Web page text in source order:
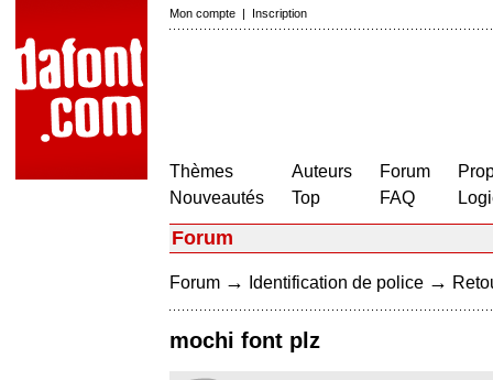
Mon compte | Inscription
Thèmes
Nouveautés
Auteurs
Top
Forum
FAQ
Forum
Forum → Identification de police →
mochi font plz